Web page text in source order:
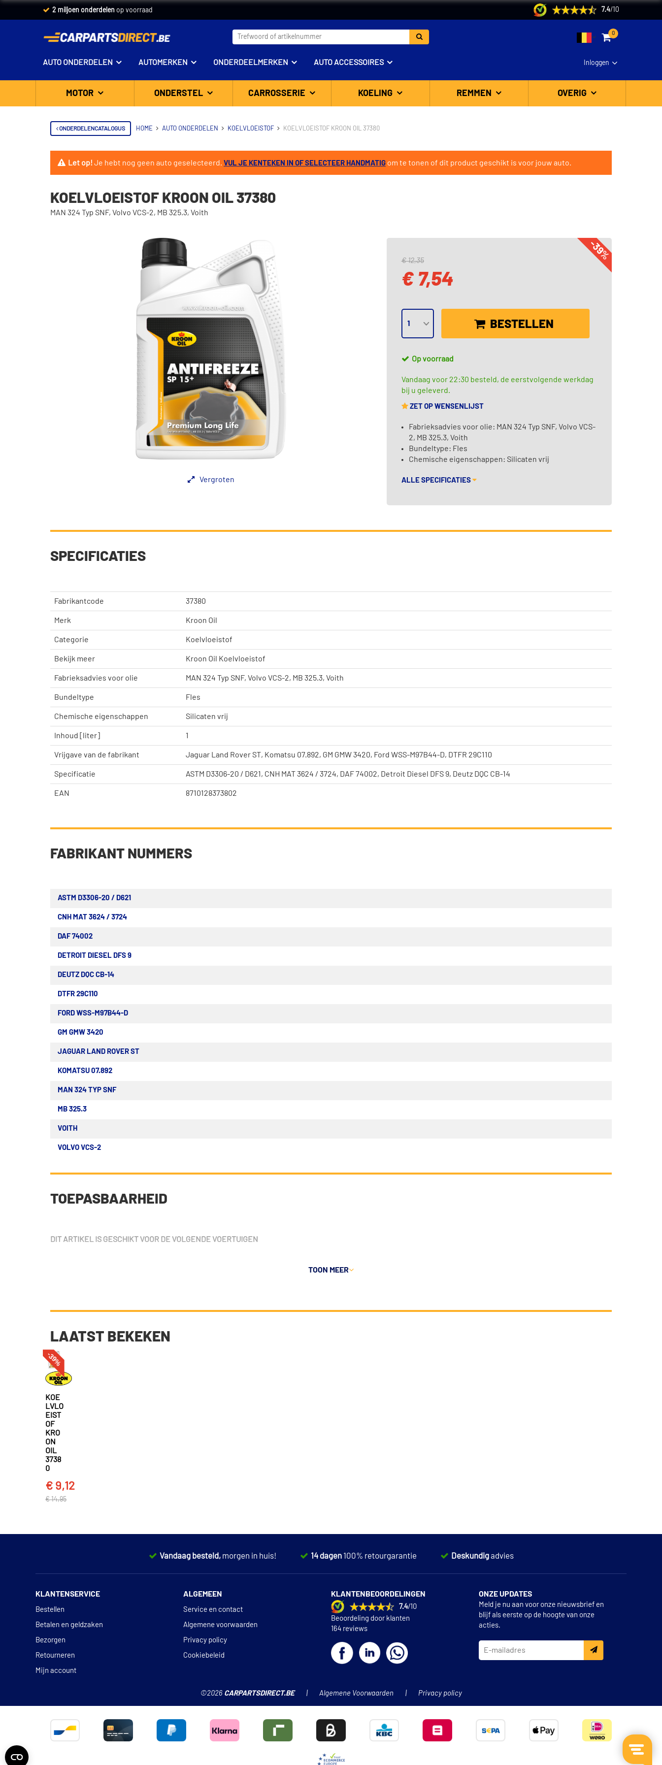
2 miljoen onderdelen op voorraad 7.4/ 10
0
Inloggen
AUTO ONDERDELEN AUTOMERKEN ONDERDEELMERKEN AUTO ACCESSOIRES
MOTOR ONDERSTEL CARROSSERIE KOELING REMMEN OVERIG
ONDERDELENCATALOGUS HOME AUTO ONDERDELEN KOELVLOEISTOF KOELVLOEISTOF KROON OIL 37380
Let op!Je hebt nog geen auto geselecteerd. VUL JE KENTEKEN IN OF SELECTEER HANDMATIG om te tonen of dit product geschikt is voor jouw auto.
KOELVLOEISTOF KROON OIL 37380
MAN 324 Typ SNF, Volvo VCS-2, MB 325.3, Voith
Vergroten
-39%
€ 12,35
€ 7,54
BESTELLEN
Op voorraad
Vandaag voor 22:30 besteld, de eerstvolgende werkdag
bij u geleverd.
ZET OP WENSENLIJST
Fabrieksadvies voor olie: MAN 324 Typ SNF, Volvo VCS-
2, MB 325.3, Voith
Bundeltype: Fles
Chemische eigenschappen: Silicaten vrij
ALLE SPECIFICATIES
SPECIFICATIES
Fabrikantcode 37380
Merk Kroon Oil
Categorie Koelvloeistof
Bekijk meer Kroon Oil Koelvloeistof
Fabrieksadvies voor olie MAN 324 Typ SNF, Volvo VCS-2, MB 325.3, Voith
Bundeltype Fles
Chemische eigenschappen Silicaten vrij
Inhoud [liter] 1
Vrijgave van de fabrikant Jaguar Land Rover ST, Komatsu 07.892, GM GMW 3420, Ford WSS-M97B44-D, DTFR 29C110
Specificatie ASTM D3306-20 / D621, CNH MAT 3624 / 3724, DAF 74002, Detroit Diesel DFS 9, Deutz DQC CB-14
EAN 8710128373802
FABRIKANT NUMMERS
ASTM D3306-20 / D621
CNH MAT 3624 / 3724
DAF 74002
DETROIT DIESEL DFS 9
DEUTZ DQC CB-14
DTFR 29C110
FORD WSS-M97B44-D
GM GMW 3420
JAGUAR LAND ROVER ST
KOMATSU 07.892
MAN 324 TYP SNF
MB 325.3
VOITH
VOLVO VCS-2
TOEPASBAARHEID
DIT ARTIKEL IS GESCHIKT VOOR DE VOLGENDE VOERTUIGEN
TOON MEER
LAATST BEKEKEN
-39%
KOE
LVLO
EIST
OF
KRO
ON
OIL
3738
0
€ 9,12
€ 14,95
Vandaag besteld, morgen in huis! 14 dagen 100% retourgarantie Deskundigadvies
KLANTENSERVICE
Bestellen
Betalen en geldzaken
Bezorgen
Retourneren
Mijn account
ALGEMEEN
Service en contact
Algemene voorwaarden
Privacy policy
Cookiebeleid
KLANTENBEOORDELINGEN
7.4/10
Beoordeling door klanten
164 reviews
ONZE UPDATES
Meld je nu aan voor onze nieuwsbrief en
blijf als eerste op de hoogte van onze
acties.
©2026 CARPARTSDIRECT.BE Algemene Voorwaarden Privacy policy